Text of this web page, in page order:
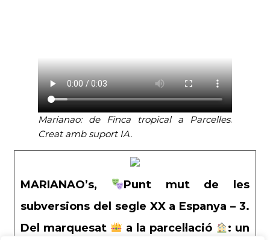
Marianao: de Finca tropical a Parcel·les.
Creat amb suport IA.
MARIANAO’s,
Punt mut de les
subversions del segle XX a Espanya – 3.
Del marquesat
a la parcel·lació
: un